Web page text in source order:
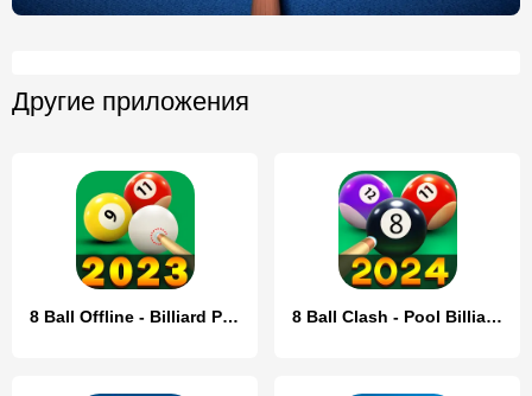
Другие приложения
8 Ball Offline - Billiard Pool 8 Ball Clash - Pool Billiards